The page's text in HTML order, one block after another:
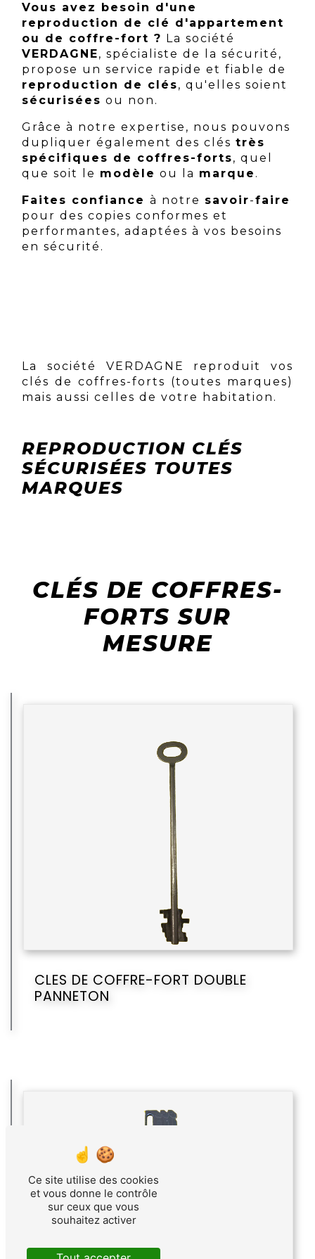
Vous avez besoin d'une
reproduction de clé d'appartement
ou de coffre-fort ? La société
VERDAGNE, spécialiste de la sécurité,
propose un service rapide et fiable de
reproduction de clés, qu'elles soient
sécurisées ou non.
Grâce à notre expertise, nous pouvons
dupliquer également des clés très
spécifiques de coffres-forts, quel
que soit le modèle ou la marque .
Faites confiance à notre savoir-faire
pour des copies conformes et
performantes, adaptées à vos besoins
en sécurité.
La société VERDAGNE reproduit vos
clés de coffres-forts (toutes marques)
mais aussi celles de votre habitation.
REPRODUCTION CLÉS
SÉCURISÉES TOUTES
MARQUES
CLÉS DE COFFRES-
FORTS SUR
MESURE
CLES DE COFFRE-FORT DOUBLE
PANNETON
Ce site utilise des cookies
et vous donne le contrôle
sur ceux que vous
souhaitez activer